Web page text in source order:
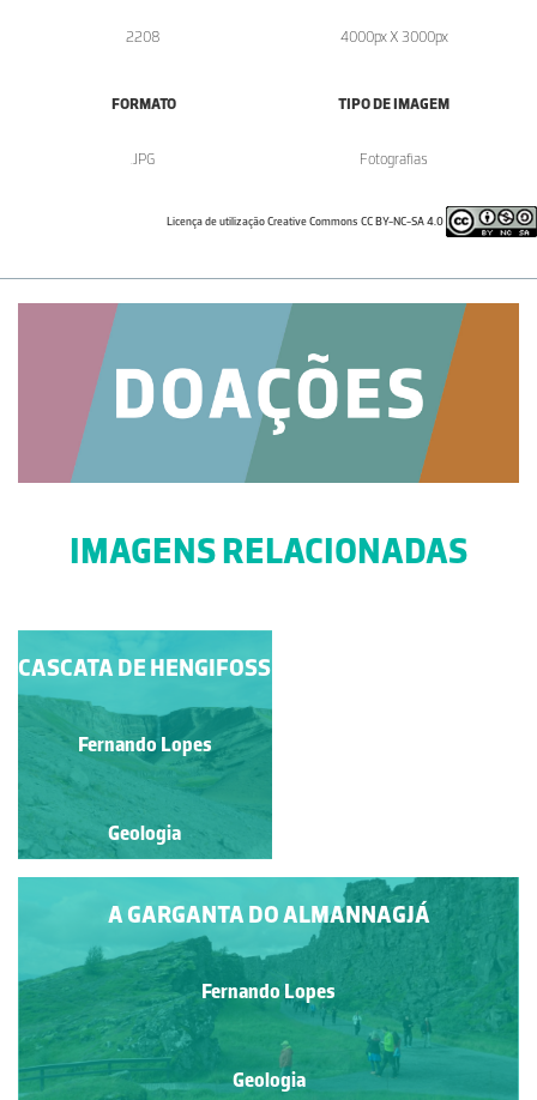
2208 4000px X 3000px
FORMATO
.JPG
TIPO DE IMAGEM
Fotografias
Licença de utilização Creative Commons CC BY-NC-SA 4.0
IMAGENS RELACIONADAS
VALE DE RIFTE
ISLANDÊS - VALE DE
PINGVELLIR (VISTA
DA PLACA NORTE-
AMERICANA)
Fernando Lopes
Geologia
A GARGANTA DO ALMANNAGJÁ
Fernando Lopes
Geologia
CASCATA DE HENGIFOSS
Fernando Lopes
Geologia